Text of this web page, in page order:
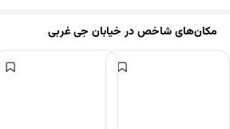
مکان‌های شاخص درخیابان جی غربی